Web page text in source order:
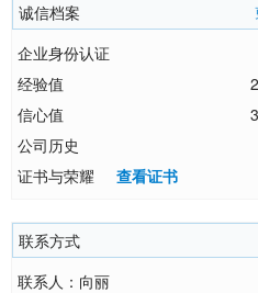
诚信档案
企业身份认证
经验值
信心值
公司历史
证书与荣耀 查看证书
联系方式
联系人：向丽